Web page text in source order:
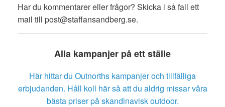
Har du kommentarer eller frågor? Skicka i så fall ett
mail till post@staffansandberg.se.
Alla kampanjer på ett ställe
Här hittar du Outnorths kampanjer och tillfälliga
erbjudanden. Håll koll här så att du aldrig missar våra
bästa priser på skandinavisk outdoor.